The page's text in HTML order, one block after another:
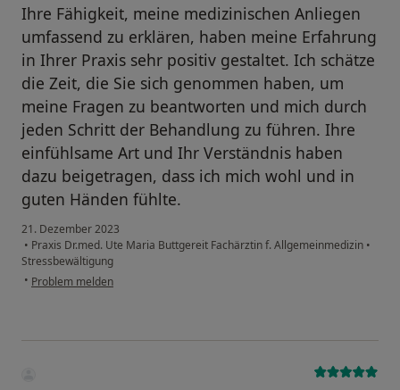
Ihre Fähigkeit, meine medizinischen Anliegen
umfassend zu erklären, haben meine Erfahrung
in Ihrer Praxis sehr positiv gestaltet. Ich schätze
die Zeit, die Sie sich genommen haben, um
meine Fragen zu beantworten und mich durch
jeden Schritt der Behandlung zu führen. Ihre
einfühlsame Art und Ihr Verständnis haben
dazu beigetragen, dass ich mich wohl und in
guten Händen fühlte.
21. Dezember 2023
• Praxis Dr.med. Ute Maria Buttgereit Fachärztin f. Allgemeinmedizin •
Stressbewältigung
• Problem melden